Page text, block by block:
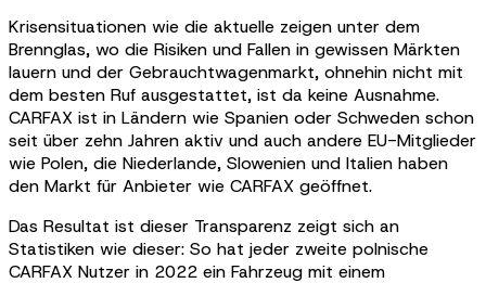
Krisensituationen wie die aktuelle zeigen unter dem
Brennglas, wo die Risiken und Fallen in gewissen Märkten
lauern und der Gebrauchtwagenmarkt, ohnehin nicht mit
dem besten Ruf ausgestattet, ist da keine Ausnahme.
CARFAX ist in Ländern wie Spanien oder Schweden schon
seit über zehn Jahren aktiv und auch andere EU-Mitglieder
wie Polen, die Niederlande, Slowenien und Italien haben
den Markt für Anbieter wie CARFAX geöffnet.
Das Resultat ist dieser Transparenz zeigt sich an
Statistiken wie dieser: So hat jeder zweite polnische
CARFAX Nutzer in 2022 ein Fahrzeug mit einem